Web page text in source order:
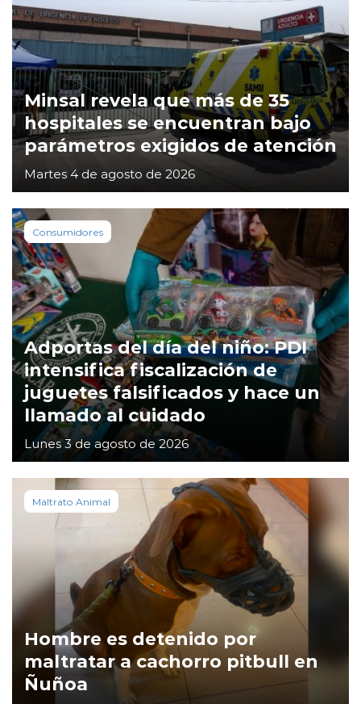
Minsal revela que más de 35
hospitales se encuentran bajo
parámetros exigidos de atención
Martes 4 de agosto de 2026
Consumidores
Adportas del día del niño: PDI
intensifica fiscalización de
juguetes falsificados y hace un
llamado al cuidado
Lunes 3 de agosto de 2026
Maltrato Animal
Hombre es detenido por
maltratar a cachorro pitbull en
Ñuñoa